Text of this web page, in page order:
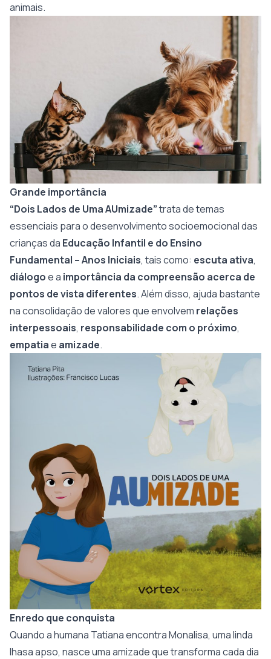
animais.
Grande importância
“Dois Lados de Uma AUmizade”trata de temas
essenciais para o desenvolvimento socioemocional das
crianças da Educação Infantil e do Ensino
Fundamental – Anos Iniciais, tais como: escuta ativa,
diálogoe a importância da compreensão acerca de
pontos de vista diferentes. Além disso, ajuda bastante
na consolidação de valores que envolvem relações
interpessoais, responsabilidade com o próximo,
empatiae amizade.
Enredo que conquista
Quando a humana Tatiana encontra Monalisa, uma linda
lhasa apso, nasce uma amizade que transforma cada dia